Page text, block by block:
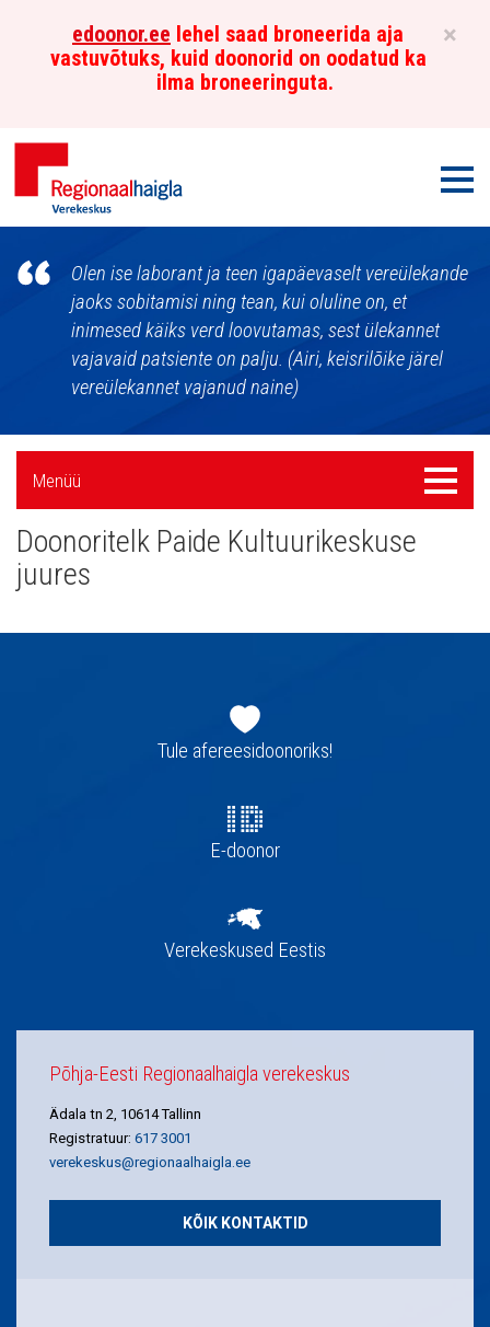
×
edoonor.ee lehel saad broneerida aja
vastuvõtuks, kuid doonorid on oodatud ka
ilma broneeringuta.
Põhja-
Eesti
Regionaalhaigla
Verekeskus
Olen ise laborant ja teen igapäevaselt vereülekande
jaoks sobitamisi ning tean, kui oluline on, et
inimesed käiks verd loovutamas, sest ülekannet
vajavaid patsiente on palju. (Airi, keisrilõike järel
vereülekannet vajanud naine)
Külgpaani
navigatsioon
Menüü
Menüü
Doonoritelk Paide Kultuurikeskuse
juures
navigatsioonTule afereesidoonoriks!
E-doonor
Verekeskused Eestis
Põhja-Eesti Regionaalhaigla verekeskus
Ädala tn 2, 10614 Tallinn
Registratuur: 617 3001
verekeskus@regionaalhaigla.ee
KÕIK KONTAKTID